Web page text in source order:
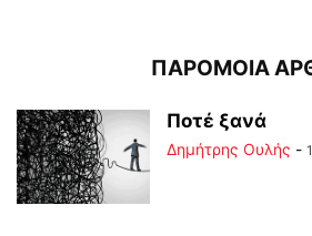
ΠΑΡΟΜΟΙΑ
Ποτέ ξανά
Δημήτρης Ουλής -